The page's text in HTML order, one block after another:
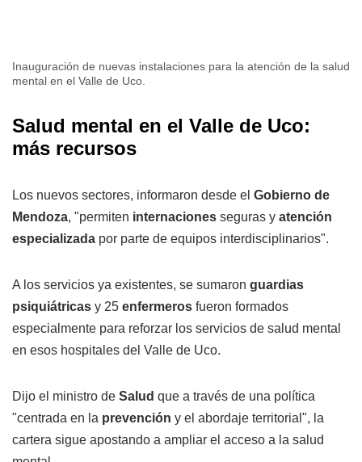
Inauguración de nuevas instalaciones para la atención de la salud
mental en el Valle de Uco.
Salud mental en el Valle de Uco:
más recursos
Los nuevos sectores, informaron desde el Gobierno de
Mendoza, "permiten internaciones seguras y atención
especializada por parte de equipos interdisciplinarios".
A los servicios ya existentes, se sumaron guardias
psiquiátricas y 25 enfermeros fueron formados
especialmente para reforzar los servicios de salud mental
en esos hospitales del Valle de Uco.
Dijo el ministro de Salud que a través de una política
"centrada en la prevención y el abordaje territorial", la
cartera sigue apostando a ampliar el acceso a la salud